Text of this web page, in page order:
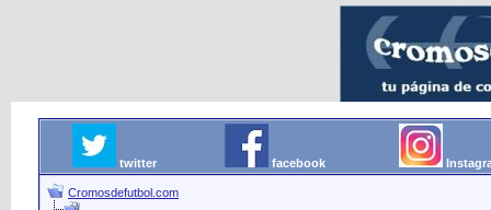
twitter facebook
Cromosdefutbol.com